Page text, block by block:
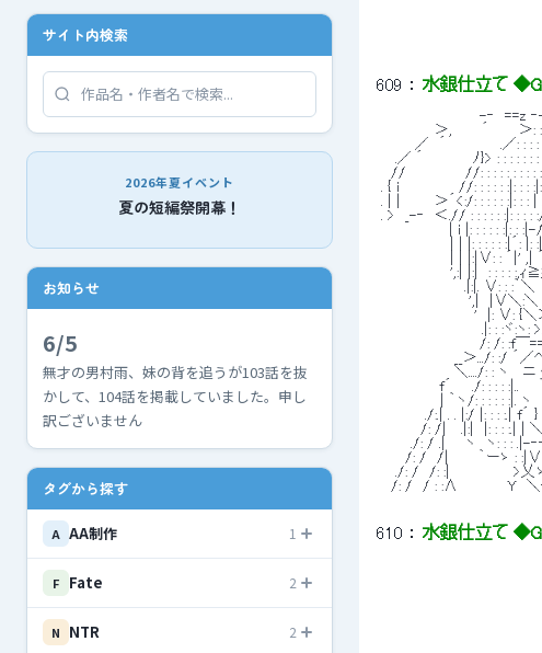
サイト内検索
2026年夏イベント
夏の短編祭開幕！
お知らせ
6/5
無才の男村雨、妹の背を追うが103話を抜
かして、104話を掲載していました。申し
訳ございません
タグから探す
A AA制作 1
F Fate 2
N NTR 2
609 ： 水銀仕立て
-‐　==z ‐- 、＿　＿
＞,　　　´　　　＞: : :
／　´　　　　　 .／: : : :
.／ ´　　　　　ﾉ}> : : : : : :
//　　　　　　//: : : : : : : : :
. { i　　　　　　//: : : : : :|: :
. | |　　　 ＞´<:/: : : : : :|: : :
. >　_-‐　＜.// : : : : : :|: : : : :/
| i |: : : : : :|: : :|-/‐-　
| | |: : : : : :|´: |: :|/　　
| | |:|∨: : ´|' ,| ´　　　
',:| |:|　: : : : :,ｨ≧彡　
.|:|. ∨: : :｀＼　　　
',|　|∨＼:＼　　　f ￣
'　|: ∨: {＼＞　 _ゝ-
.|: : :ヾ:ヽ: >....|｀＜_
/: /: :f￣=={ ||.　　 ∨
__＞.../: :/ ´／ヘ,ヽ ‐-　
＼..../: : ヽ　 ニ ﾍ　}　　
f´　　./: : : : :|..　　｀ヽ |
| ｀ヽ/: : : : : :|. ヽ　　　
./:.| . . |:/ |: : : :.| f´ }　　 i
/: /|　 .|:|　|: : : :.| | ＼＼ .|
./: / .|　　ヽ　ヽ: : : .|-‐‐
/: /　/|　　　｀ーゝ : :|∨
./: /　/: :|　　　　　　 >乂
/: /　/ : :∧　　　　　Y　
610 ： 水銀仕立て